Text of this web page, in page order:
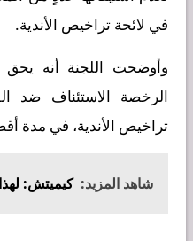
في لائحة تراخيص الأندية.
وأوضحت اللجنة أنه
الرخصة الاستئناف ضد
تراخيص الأندية، في مدة أقصاها 11 مايو/
شاهد المزيد: كيميتش: